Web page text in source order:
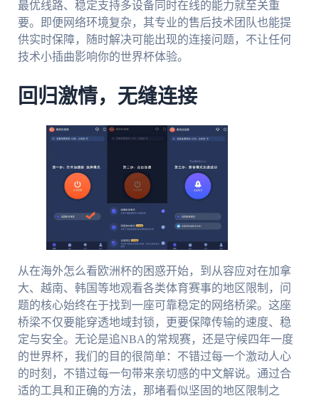
最优线路、稳定支持多设备同时在线的能力就至关重
要。即便网络环境复杂，其专业的售后技术团队也能提
供实时保障，随时解决可能出现的连接问题，不让任何
技术小插曲影响你的世界杯体验。
回归激情，无缝连接
从在海外怎么看欧洲杯的困惑开始，到从容应对在加拿
大、越南、韩国等地观看各类体育赛事的地区限制，问
题的核心始终在于找到一座可靠稳定的网络桥梁。这座
桥梁不仅要能穿透地域封锁，更要保障传输的速度、稳
定与安全。无论是追NBA的常规赛，还是守候四年一度
的世界杯，我们的目的很简单：不错过每一个激动人心
的时刻，不错过每一句带来亲切感的中文解说。通过合
适的工具和正确的方法，那堵看似坚固的地区限制之